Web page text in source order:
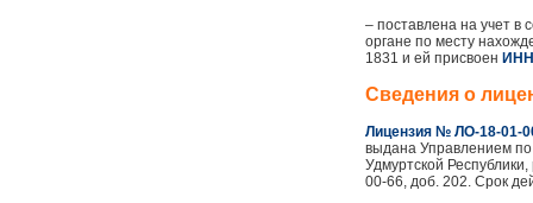
– поставлена на учет в
органе по месту
1831 и ей присвоен
Сведения о
Лицензия № ЛО-18-01-
выдана Управлением
Удмуртской
00-66, доб. 202. Срок